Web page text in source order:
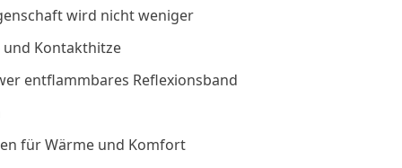
wird nicht weniger
und Kontakthitze
entflammbares Reflexionsband
für Wärme und Komfort